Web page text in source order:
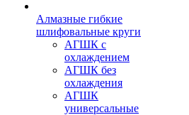
Алмазные гибкие
шлифовальные круги
АГШК с
охлаждением
АГШК без
охлаждения
АГШК
универсальные